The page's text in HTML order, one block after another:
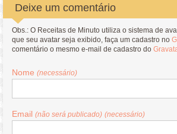
Deixe um comentário
Obs.: O Receitas de Minuto utiliza o sistema de
que seu avatar seja exibido, faça um cadastro no
comentário o mesmo e-mail de cadastro do
Nome(necessário)
Email(não será publicado) (necessário)